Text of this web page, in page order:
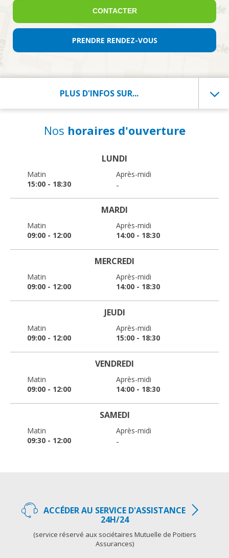
CONTACTER
PRENDRE RENDEZ-VOUS
PLUS D'INFOS SUR...
Nos horaires d'ouverture
LUNDI
Matin
15:00 - 18:30
Après-midi
-
MARDI
Matin
09:00 - 12:00
Après-midi
14:00 - 18:30
MERCREDI
Matin
09:00 - 12:00
Après-midi
14:00 - 18:30
JEUDI
Matin
09:00 - 12:00
Après-midi
15:00 - 18:30
VENDREDI
Matin
09:00 - 12:00
Après-midi
14:00 - 18:30
SAMEDI
Matin
09:30 - 12:00
Après-midi
-
ACCÉDER AU SERVICE D'ASSISTANCE
24H/24
(service réservé aux sociétaires Mutuelle de Poitiers
Assurances)